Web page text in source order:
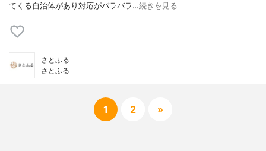
てくる自治体があり対応がバラバラ…続きを見る
さとふる
さとふる
1 2 »